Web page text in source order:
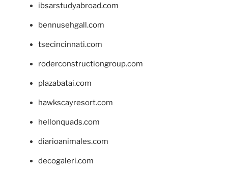
ibsarstudyabroad.com
bennusehgall.com
tsecincinnati.com
roderconstructiongroup.com
plazabatai.com
hawkscayresort.com
hellonquads.com
diarioanimales.com
decogaleri.com